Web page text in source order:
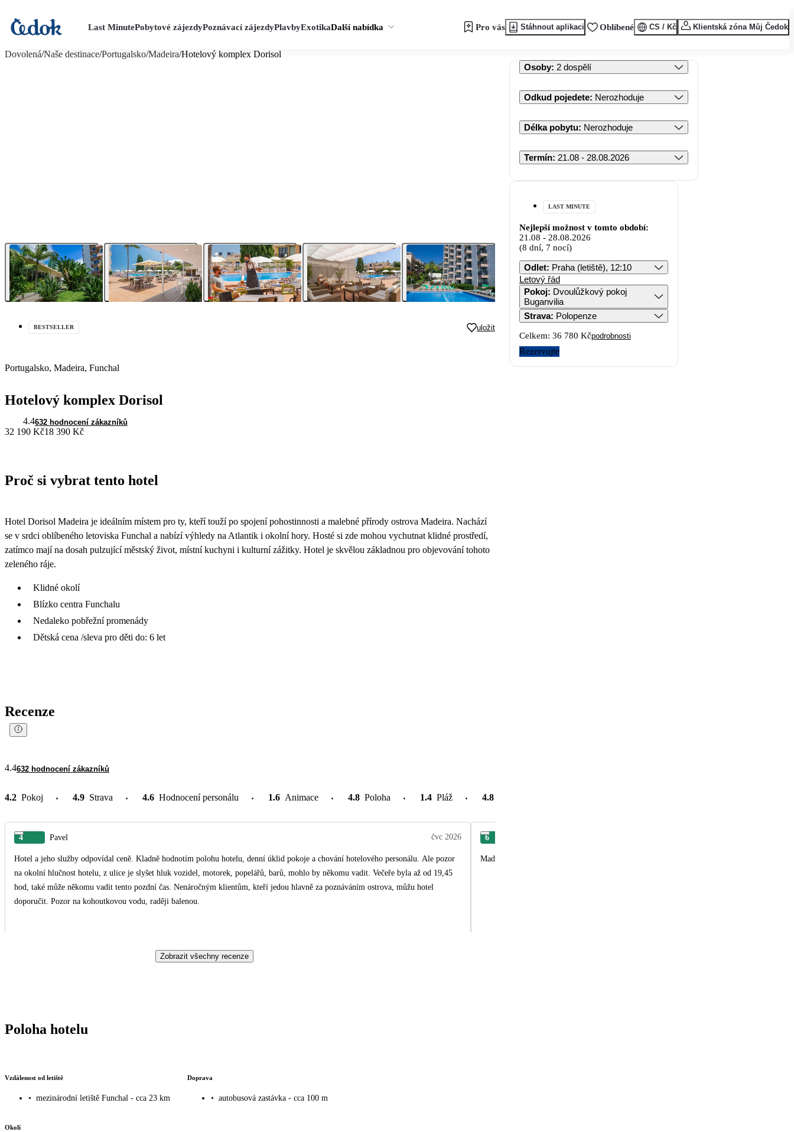
Last MinutePobytové zájezdyPoznávací zájezdyPlavbyExotikaDalší nabídka Pro vás Stáhnout aplikaci Oblíbené CS / Kč Klientská zóna Můj Čedok
Dovolená/Naše destinace/Portugalsko/Madeira/Hotelový komplex Dorisol
BESTSELLER uložit
Portugalsko, Madeira, Funchal
Hotelový komplex Dorisol
4.4632 hodnocení zákazníků
32 190 Kč18 390 Kč
Proč si vybrat tento hotel
Hotel Dorisol Madeira je ideálním místem pro ty, kteří touží po spojení pohostinnosti a malebné přírody ostrova Madeira. Nachází
se v srdci oblíbeného letoviska Funchal a nabízí výhledy na Atlantik i okolní hory. Hosté si zde mohou vychutnat klidné prostředí,
zatímco mají na dosah pulzující městský život, místní kuchyni i kulturní zážitky. Hotel je skvělou základnou pro objevování tohoto
zeleného ráje.
Klidné okolí
Blízko centra Funchalu
Nedaleko pobřežní promenády
Dětská cena /sleva pro děti do: 6 let
Recenze
4.4632 hodnocení zákazníků
4.2 Pokoj 4.9 Strava 4.6 Hodnocení personálu 1.6 Animace 4.8 Poloha 1.4 Pláž 4.8
4 Pavel čvc 2026
Hotel a jeho služby odpovídal ceně. Kladně hodnotím polohu hotelu, denní úklid pokoje a chování hotelového personálu. Ale pozor
na okolní hlučnost hotelu, z ulice je slyšet hluk vozidel, motorek, popelářů, barů, mohlo by někomu vadit. Večeře byla až od 19,45
hod, také může někomu vadit tento pozdní čas. Nenáročným klientům, kteří jedou hlavně za poznáváním ostrova, můžu hotel
doporučit. Pozor na kohoutkovou vodu, raději balenou.
6
Madeira super.
Zobrazit všechny recenze
Poloha hotelu
Vzdálenost od letiště
• mezinárodní letiště Funchal - cca 23 km
Doprava
• autobusová zastávka - cca 100 m
Okolí
Osoby: 2 dospělí
Odkud pojedete: Nerozhoduje
Délka pobytu: Nerozhoduje
Termín: 21.08 - 28.08.2026
LAST MINUTE
Nejlepší možnost v tomto období:
21.08 - 28.08.2026
(8 dní, 7 nocí)
Odlet: Praha (letiště), 12:10
Letový řád
Pokoj: Dvoulůžkový pokoj
Buganvilia
Strava: Polopenze
Celkem: 36 780 Kčpodrobnosti
Rezervujte